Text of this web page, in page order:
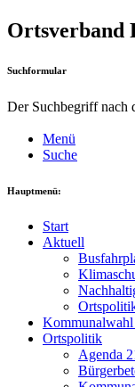
Ortsverband
Suchformular
Der Suchbegriff nach
Menü
Suche
Hauptmenü:
Start
Aktuell
Ortspolitik
Agenda